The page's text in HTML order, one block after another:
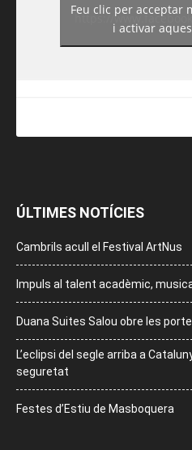
https://
Feu clic per acceptar
i activar
ÚLTIMES NOTÍCIES
Cambrils acull el Festival ArtNus
Impuls al talent acadèmic,
Duana Suites Salou obre les
L’eclipsi del segle arriba a
seguretat
Festes d’Estiu de Masboquera